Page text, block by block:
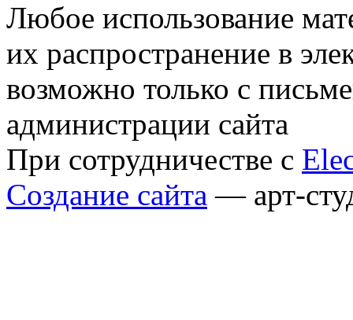
Любое использование
их распространение в
возможно только с
администрации сайта
При сотрудничестве с
Создание сайта — арт-